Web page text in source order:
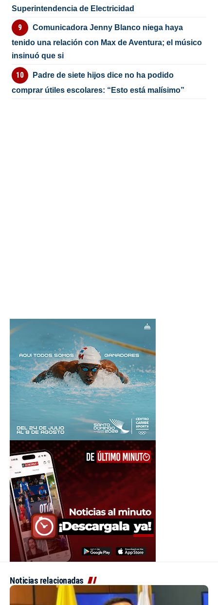
Superintendencia de Electricidad
Comunicadora Jenny Blanco niega haya
tenido una relación con Max de Aventura; el músico
insinuó que si
Padre de siete hijos dice no ha podido
comprar útiles escolares: “Esto está malísimo”
Noticias relacionadas